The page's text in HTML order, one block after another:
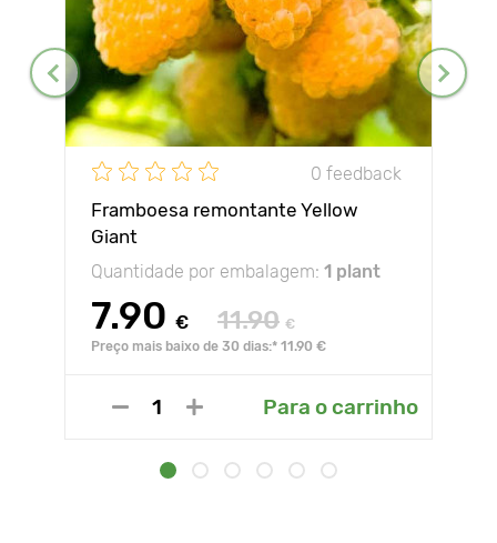
0 feedback
Framboesa remontante Yellow
Giant
Quantidade por embalagem: 1 plant
7.90 € 11.90 €
Preço mais baixo de 30 dias:* 11.90 €
Para o carrinho